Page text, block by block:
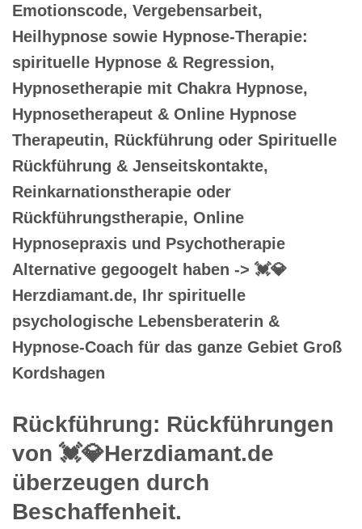
Emotionscode, Vergebensarbeit,
Heilhypnose sowie Hypnose-Therapie:
spirituelle Hypnose & Regression,
Hypnosetherapie mit Chakra Hypnose,
Hypnosetherapeut & Online Hypnose
Therapeutin, Rückführung oder Spirituelle
Rückführung & Jenseitskontakte,
Reinkarnationstherapie oder
Rückführungstherapie, Online
Hypnosepraxis und Psychotherapie
Alternative gegoogelt haben -> 💓️💎
Herzdiamant.de, Ihr spirituelle
psychologische Lebensberaterin &
Hypnose-Coach für das ganze Gebiet Groß
Kordshagen
Rückführung: Rückführungen
von 💓️💎Herzdiamant.de
überzeugen durch
Beschaffenheit.